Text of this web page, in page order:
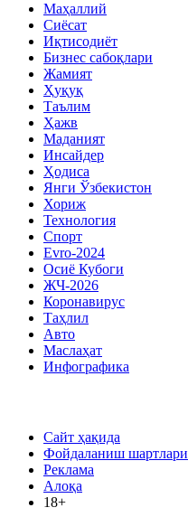
Маҳаллий
Сиёсат
Иқтисодиёт
Бизнес сабоқлари
Жамият
Ҳуқуқ
Таълим
Ҳажв
Маданият
Инсайдер
Ҳодиса
Янги Ўзбекистон
Хориж
Технология
Спорт
Evro-2024
Осиё Кубоги
ЖЧ-2026
Коронавирус
Таҳлил
Авто
Маслаҳат
Инфографика
Сайт ҳақида
Фойдаланиш шартлари
Реклама
Алоқа
18+